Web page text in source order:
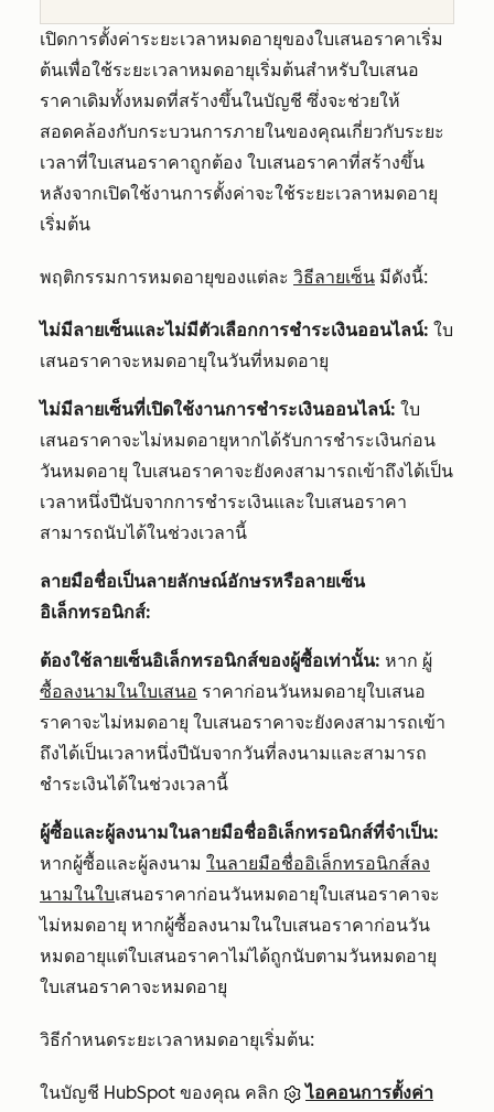
เปิดการตั้งค่าระยะเวลาหมดอายุของใบเสนอราคาเริ่ม
ต้นเพื่อใช้ระยะเวลาหมดอายุเริ่มต้นสำหรับใบเสนอ
ราคาเดิมทั้งหมดที่สร้างขึ้นในบัญชี ซึ่งจะช่วยให้
สอดคล้องกับกระบวนการภายในของคุณเกี่ยวกับระยะ
เวลาที่ใบเสนอราคาถูกต้อง ใบเสนอราคาที่สร้างขึ้น
หลังจากเปิดใช้งานการตั้งค่าจะใช้ระยะเวลาหมดอายุ
เริ่มต้น
พฤติกรรมการหมดอายุของแต่ละ วิธีลายเซ็น มีดังนี้:
ไม่มีลายเซ็นและไม่มีตัวเลือกการชำระเงินออนไลน์: ใบ
เสนอราคาจะหมดอายุในวันที่หมดอายุ
ไม่มีลายเซ็นที่เปิดใช้งานการชำระเงินออนไลน์: ใบ
เสนอราคาจะไม่หมดอายุหากได้รับการชำระเงินก่อน
วันหมดอายุ ใบเสนอราคาจะยังคงสามารถเข้าถึงได้เป็น
เวลาหนึ่งปีนับจากการชำระเงินและใบเสนอราคา
สามารถนับได้ในช่วงเวลานี้
ลายมือชื่อเป็นลายลักษณ์อักษรหรือลายเซ็น
อิเล็กทรอนิกส์:
ต้องใช้ลายเซ็นอิเล็กทรอนิกส์ของผู้ซื้อเท่านั้น: หาก ผู้
ซื้อลงนามในใบเสนอ ราคาก่อนวันหมดอายุใบเสนอ
ราคาจะไม่หมดอายุ ใบเสนอราคาจะยังคงสามารถเข้า
ถึงได้เป็นเวลาหนึ่งปีนับจากวันที่ลงนามและสามารถ
ชำระเงินได้ในช่วงเวลานี้
ผู้ซื้อและผู้ลงนามในลายมือชื่ออิเล็กทรอนิกส์ที่จำเป็น:
หากผู้ซื้อและผู้ลงนาม ในลายมือชื่ออิเล็กทรอนิกส์ลง
นามในใบเสนอราคาก่อนวันหมดอายุใบเสนอราคาจะ
ไม่หมดอายุ หากผู้ซื้อลงนามในใบเสนอราคาก่อนวัน
หมดอายุแต่ใบเสนอราคาไม่ได้ถูกนับตามวันหมดอายุ
ใบเสนอราคาจะหมดอายุ
วิธีกำหนดระยะเวลาหมดอายุเริ่มต้น:
ในบัญชี HubSpot ของคุณ คลิก ไอคอนการตั้งค่า